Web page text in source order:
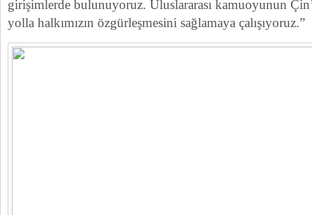
girişimlerde bulunuyoruz. Uluslararası kamuoyunun
yolla halkımızın özgürleşmesini sağlamaya çalışıyoruz.”